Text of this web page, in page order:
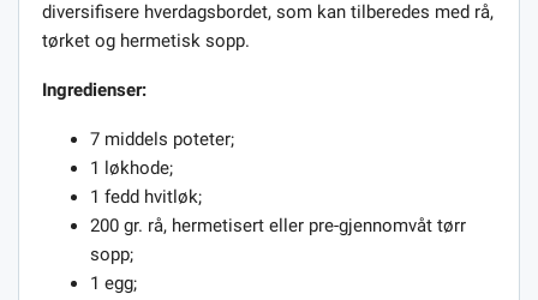
diversifisere hverdagsbordet, som kan tilberedes med rå,
tørket og hermetisk sopp.
Ingredienser:
7 middels poteter;
1 løkhode;
1 fedd hvitløk;
200 gr. rå, hermetisert eller pre-gjennomvåt tørr
sopp;
1 egg;